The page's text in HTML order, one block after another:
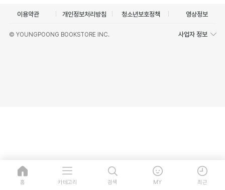
이용약관 개인정보처리방침 청소년보호정책 영상정보
© YOUNGPOONG BOOKSTORE INC. 사업자 정보
홈 카테고리 검색 MY 최근